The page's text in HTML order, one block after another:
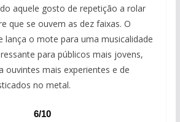
aquele gosto de repetição a rolar
que se ouvem as dez faixas. O
lança o mote para uma musicalidade
para públicos mais jovens,
ouvintes mais experientes e de
no metal.
6/10